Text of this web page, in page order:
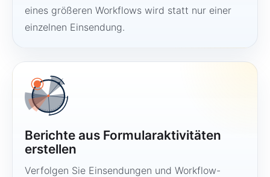
eines größeren Workflows wird statt nur einer
einzelnen Einsendung.
Berichte aus Formularaktivitäten
erstellen
Verfolgen Sie Einsendungen und Workflow-